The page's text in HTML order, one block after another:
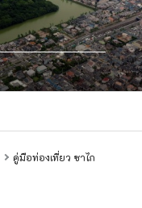
คู่มือท่องเที่ยว ซาไก